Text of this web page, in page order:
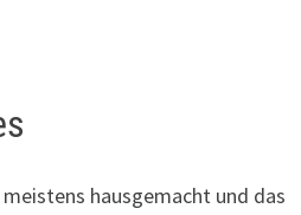
hausgemacht und das